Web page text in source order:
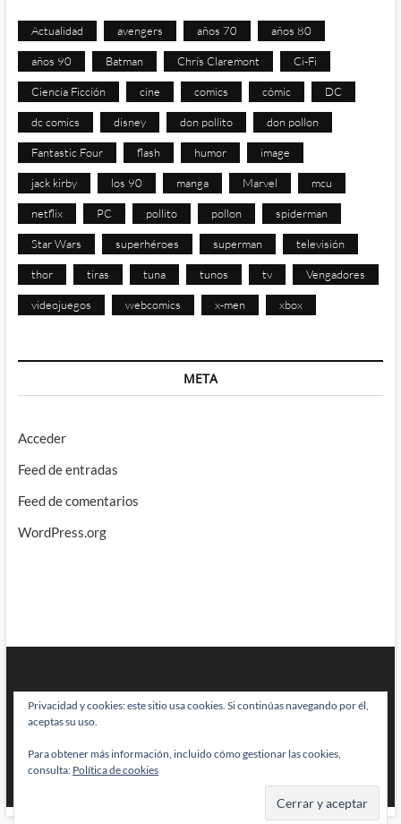
Actualidad avengers años 70 años 80
años 90 Batman Chris Claremont Ci-Fi
Ciencia Ficción cine comics cómic DC
dc comics disney don pollito don pollon
Fantastic Four flash humor image
jack kirby los 90 manga Marvel mcu
netflix PC pollito pollon spiderman
Star Wars superhéroes superman televisión
thor tiras tuna tunos tv Vengadores
videojuegos webcomics x-men xbox
META
Acceder
Feed de entradas
Feed de comentarios
WordPress.org
BRAINSTOMPING| Diseñado por:Theme Freesia|WordPress| © Todos
los derechos reservados
Privacidad y cookies: este sitio usa cookies. Si continúas navegando por él,
aceptas su uso.
Para obtener más información, incluido cómo gestionar las cookies,
consulta: Política de cookies